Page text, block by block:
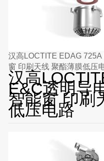
汉高LOCTITE EDAG
窗 印刷天线 聚酯薄膜低压
汉高
E&C透明导
智能窗 印刷
低压电路